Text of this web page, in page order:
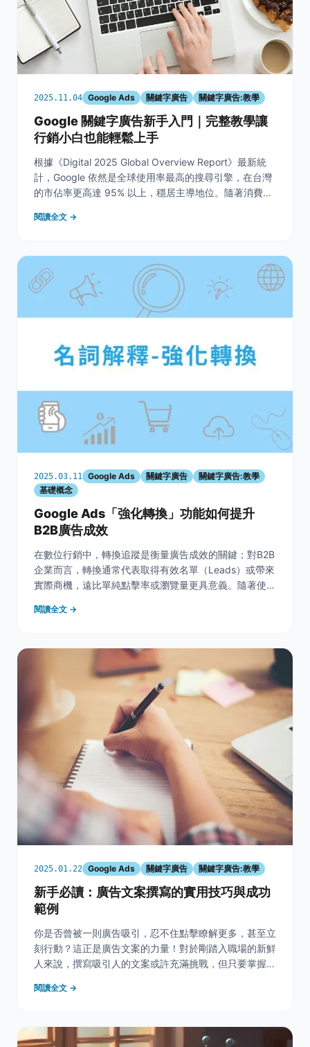
2025.11.04 Google Ads 關鍵字廣告 關鍵字廣告:教學
Google 關鍵字廣告新手入門｜完整教學讓
行銷小白也能輕鬆上手
根據《Digital 2025 Global Overview Report》最新統
計，Google 依然是全球使用率最高的搜尋引擎，在台灣
的市佔率更高達 95% 以上，穩居主導地位。隨著消費者
已成為品牌曝光與行銷決策的關鍵戰場。為了在這個龐大
閱讀全文 →
2025.03.11 Google Ads 關鍵字廣告
關鍵字廣告:教學
基礎概念
Google Ads「強化轉換」功能如何提升
B2B廣告成效
在數位行銷中，轉換追蹤是衡量廣告成效的關鍵；對B2B
企業而言，轉換通常代表取得有效名單（Leads）或帶來
實際商機，遠比單純點擊率或瀏覽量更具意義。隨著使用
而漏失部分數據，進而影響行銷決策與預算運用。如果無
閱讀全文 →
2025.01.22 Google Ads 關鍵字廣告 關鍵字廣告:教學
新手必讀：廣告文案撰寫的實用技巧與成功
範例
你是否曾被一則廣告吸引，忍不住點擊瞭解更多，甚至立
刻行動？這正是廣告文案的力量！對於剛踏入職場的新鮮
人來說，撰寫吸引人的文案或許充滿挑戰，但只要掌握正
列，而是品牌與消費者溝通的橋樑，本篇文章將帶你從基
閱讀全文 →